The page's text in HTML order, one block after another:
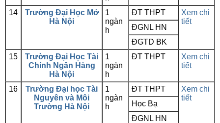
14
Trường Đại Học Mở
Hà Nội
1
ngàn
h
ĐT THPT
Xem chi
tiết
ĐGNL HN
ĐGTD BK
15
Trường Đại Học Tài
Chính Ngân Hàng
Hà Nội
1
ngàn
h
ĐT THPT
Xem chi
tiết
16
Trường Đại học Tài
Nguyên và Môi
Trường Hà Nội
1
ngàn
h
ĐT THPT
Xem chi
tiết
Học Bạ
ĐGNL HN